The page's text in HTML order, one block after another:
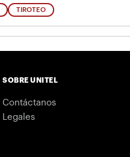
TIROTEO
SOBRE UNITEL
Contáctanos
Legales